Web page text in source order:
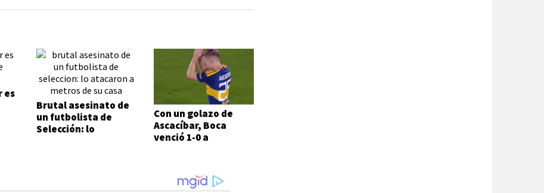
es
Brutal asesinato de
un futbolista de
Selección: lo
Con un golazo de
Ascacíbar, Boca
venció 1-0 a